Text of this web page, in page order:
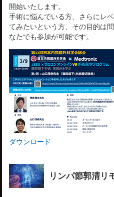
開始いたします。
手術に悩んでいる方、さらにレ
てみたいという方、その目的は
なたでも参加が可能です。
ダウンロード
リンパ節郭清リ